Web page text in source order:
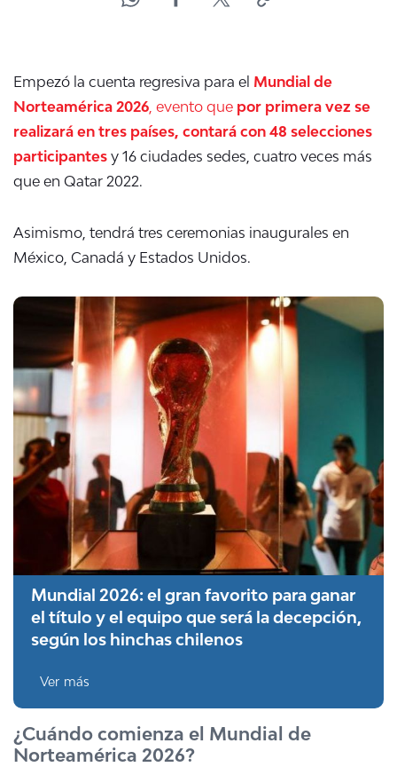
ÁREA DE PROYECTOS
Empezó la cuenta regresiva para el Mundial de
Norteamérica 2026, evento que por primera vez se
realizará en tres países, contará con 48 selecciones
participantes y 16 ciudades sedes, cuatro veces más
que en Qatar 2022.
Asimismo, tendrá tres ceremonias inaugurales en
México, Canadá y Estados Unidos.
Mundial 2026: el gran favorito para ganar
el título y el equipo que será la decepción,
según los hinchas chilenos
Ver más
¿Cuándo comienza el Mundial de
Norteamérica 2026?